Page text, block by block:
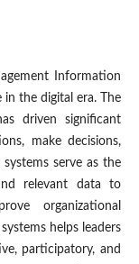
Information
in the digital era. The
driven significant
make decisions,
serve as the
relevant data to
organizational
helps leaders
participatory, and